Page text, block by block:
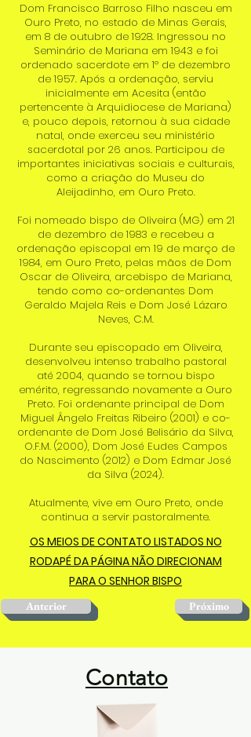
Dom Francisco Barroso Filho nasceu em
Ouro Preto, no estado de Minas Gerais,
em 8 de outubro de 1928. Ingressou no
Seminário de Mariana em 1943 e foi
ordenado sacerdote em 1º de dezembro
de 1957. Após a ordenação, serviu
inicialmente em Acesita (então
pertencente à Arquidiocese de Mariana)
e, pouco depois, retornou à sua cidade
natal, onde exerceu seu ministério
sacerdotal por 26 anos. Participou de
importantes iniciativas sociais e culturais,
como a criação do Museu do
Aleijadinho, em Ouro Preto.
Foi nomeado bispo de Oliveira (MG) em 21
de dezembro de 1983 e recebeu a
ordenação episcopal em 19 de março de
1984, em Ouro Preto, pelas mãos de Dom
Oscar de Oliveira, arcebispo de Mariana,
tendo como co-ordenantes Dom
Geraldo Majela Reis e Dom José Lázaro
Neves, C.M.
Durante seu episcopado em Oliveira,
desenvolveu intenso trabalho pastoral
até 2004, quando se tornou bispo
emérito, regressando novamente a Ouro
Preto. Foi ordenante principal de Dom
Miguel Ângelo Freitas Ribeiro (2001) e co-
ordenante de Dom José Belisário da Silva,
O.F.M. (2000), Dom José Eudes Campos
do Nascimento (2012) e Dom Edmar José
da Silva (2024).
Atualmente, vive em Ouro Preto, onde
continua a servir pastoralmente.
OS MEIOS DE CONTATO LISTADOS NO
RODAPÉ DA PÁGINA NÃO DIRECIONAM
PARA O SENHOR BISPO
Anterior Próximo
Contato